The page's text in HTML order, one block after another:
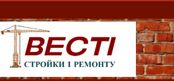
Перейти
вмісту